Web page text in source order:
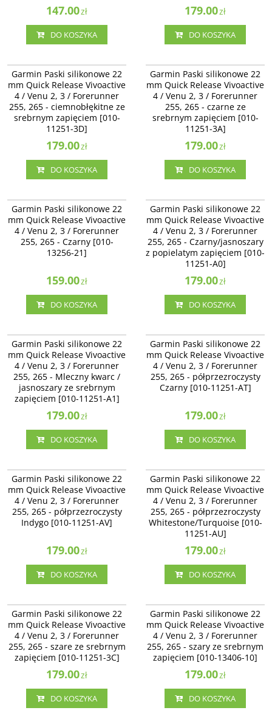
147.00zł
DO KOSZYKA
179.00zł
DO KOSZYKA
Garmin Paski silikonowe 22 mm
Quick Release Vivoactive 4 / Venu 2
- ciemnobłękitne ze srebrnym
zapięciem [010-11251-3D]
Garmin Paski silikonowe 22
mm Quick Release Vivoactive
4 / Venu 2, 3 / Forerunner
255, 265 - ciemnobłękitne ze
srebrnym zapięciem [010-
11251-3D]
179.00zł
DO KOSZYKA
Garmin Paski silikonowe 22 mm
Quick Release Vivoactive 4 / Venu 2
- czarne ze srebrnym zapięciem
[010-11251-3A]
Garmin Paski silikonowe 22
mm Quick Release Vivoactive
4 / Venu 2, 3 / Forerunner
255, 265 - czarne ze
srebrnym zapięciem [010-
11251-3A]
179.00zł
DO KOSZYKA
Garmin Paski silikonowe 22 mm
Quick Release Vivoactive 4 / Venu
2, 3 / Forerunner 255, 265 -Czarny
[010-13256-21]
Garmin Paski silikonowe 22
mm Quick Release Vivoactive
4 / Venu 2, 3 / Forerunner
255, 265 - Czarny [010-
13256-21]
159.00zł
DO KOSZYKA
Garmin Paski silikonowe 22 mm
Quick Release Vivoactive 4 / Venu 2
/ Forerunner 255, 265 -
Czarny/jasnoszary z popielatym
zapięciem [010-11251-A0]
Garmin Paski silikonowe 22
mm Quick Release Vivoactive
4 / Venu 2, 3 / Forerunner
255, 265 - Czarny/jasnoszary
z popielatym zapięciem [010-
11251-A0]
179.00zł
DO KOSZYKA
Garmin Paski silikonowe 22 mm
Quick Release Vivoactive 4 / Venu 2
/ Forerunner 255, 265 - Mleczny
kwarc / jasnoszary ze srebrnym
zapięciem [010-11251-A1]
Garmin Paski silikonowe 22
mm Quick Release Vivoactive
4 / Venu 2, 3 / Forerunner
255, 265 - Mleczny kwarc /
jasnoszary ze srebrnym
zapięciem [010-11251-A1]
179.00zł
DO KOSZYKA
Garmin Paski silikonowe 22 mm
Quick Release Vivoactive 4 / Venu
2, 3 / Forerunner 255, 265 -
półprzezroczysty Czarny [010-
11251-AT]
Garmin Paski silikonowe 22
mm Quick Release Vivoactive
4 / Venu 2, 3 / Forerunner
255, 265 - półprzezroczysty
Czarny [010-11251-AT]
179.00zł
DO KOSZYKA
Garmin Paski silikonowe 22 mm
Quick Release Vivoactive 4 / Venu
2, 3 / Forerunner 255, 265 -
półprzezroczysty Indygo [010-
11251-AV]
Garmin Paski silikonowe 22
mm Quick Release Vivoactive
4 / Venu 2, 3 / Forerunner
255, 265 - półprzezroczysty
Indygo [010-11251-AV]
179.00zł
DO KOSZYKA
Garmin Paski silikonowe 22 mm
Quick Release Vivoactive 4 / Venu
2, 3 / Forerunner 255, 265 -
półprzezroczysty
Whitestone/Turquoise [010-11251-
AU]
Garmin Paski silikonowe 22
mm Quick Release Vivoactive
4 / Venu 2, 3 / Forerunner
255, 265 - półprzezroczysty
Whitestone/Turquoise [010-
11251-AU]
179.00zł
DO KOSZYKA
Garmin Paski silikonowe 22 mm
Quick Release Vivoactive 4 / Venu 2
- szare ze srebrnym zapięciem
[010-11251-3C]
Garmin Paski silikonowe 22
mm Quick Release Vivoactive
4 / Venu 2, 3 / Forerunner
255, 265 - szare ze srebrnym
zapięciem [010-11251-3C]
179.00zł
DO KOSZYKA
Garmin Paski silikonowe 22 mm
Quick Release Vivoactive 4 / Venu
2, 3 / Forerunner 255, 265 - szary
ze srebrnym zapięciem [010-13406-
10]
Garmin Paski silikonowe 22
mm Quick Release Vivoactive
4 / Venu 2, 3 / Forerunner
255, 265 - szary ze srebrnym
zapięciem [010-13406-10]
179.00zł
DO KOSZYKA